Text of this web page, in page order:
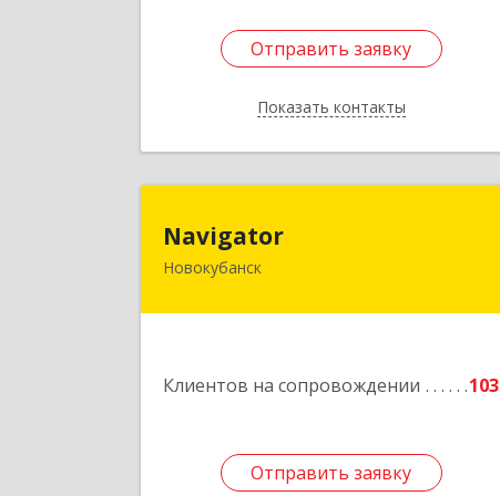
Отправить заявку
Показать контакты
Отправить заявку
Назад
Navigator
Новокубанск
Клиентов на сопровождении 103
Отправить заявку
352240, Краснодарский край,
Отправить заявку